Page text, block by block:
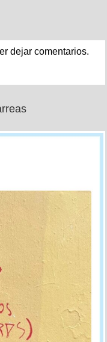
dejar comentarios.